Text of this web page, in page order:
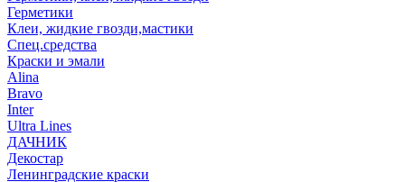
Герметики
Клеи, жидкие гвозди,мастики
Спец.средства
Краски и эмали
Alina
Bravo
Inter
Ultra Lines
ДАЧНИК
Декостар
Ленинградские краски